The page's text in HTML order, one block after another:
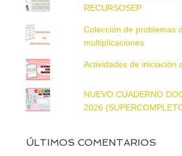
RECURSOSEP
Colección de problemas
multiplicaciones
Actividades de iniciación
NUEVO CUADERNO
2026
ÚLTIMOS COMENTARIOS